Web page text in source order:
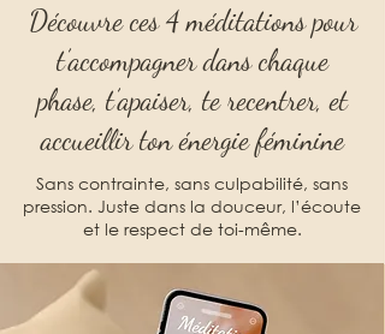
Découvre ces 4 méditations pour
t’accompagner dans chaque
phase, t’apaiser, te recentrer, et
accueillir ton énergie féminine
Sans contrainte, sans culpabilité, sans
pression. Juste dans la douceur, l’écoute
et le respect de toi-même.